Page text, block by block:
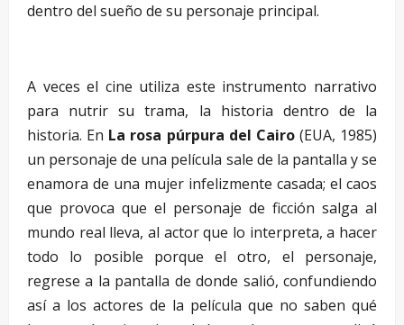
dentro del sueño de su personaje principal.
A veces el cine utiliza este instrumento narrativo
para nutrir su trama, la historia dentro de la
historia. En La rosa púrpura del Cairo(EUA, 1985)
un personaje de una película sale de la pantalla y se
enamora de una mujer infelizmente casada; el caos
que provoca que el personaje de ficción salga al
mundo real lleva, al actor que lo interpreta, a hacer
todo lo posible porque el otro, el personaje,
regrese a la pantalla de donde salió, confundiendo
así a los actores de la película que no saben qué